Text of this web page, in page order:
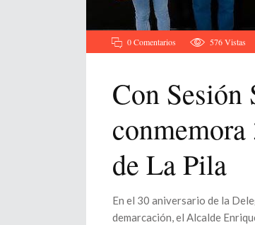
0 Comentarios 576Vistas
Con Sesión
de La Pila
En el 30 aniversario de la
demarcación, el Alcalde